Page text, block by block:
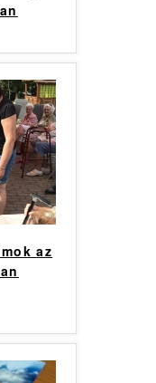
az